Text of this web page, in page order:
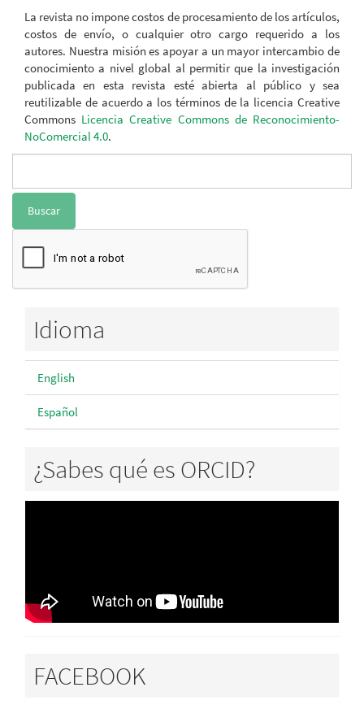
La revista no impone costos de procesamiento de los artículos,
costos de envío, o cualquier otro cargo requerido a los
autores. Nuestra misión es apoyar a un mayor intercambio de
conocimiento a nivel global al permitir que la investigación
publicada en esta revista esté abierta al público y sea
reutilizable de acuerdo a los términos de la licencia Creative
Commons Licencia Creative Commons de Reconocimiento-
NoComercial 4.0.
Buscar
Idioma
English
Español
¿Sabes qué es ORCID?
FACEBOOK